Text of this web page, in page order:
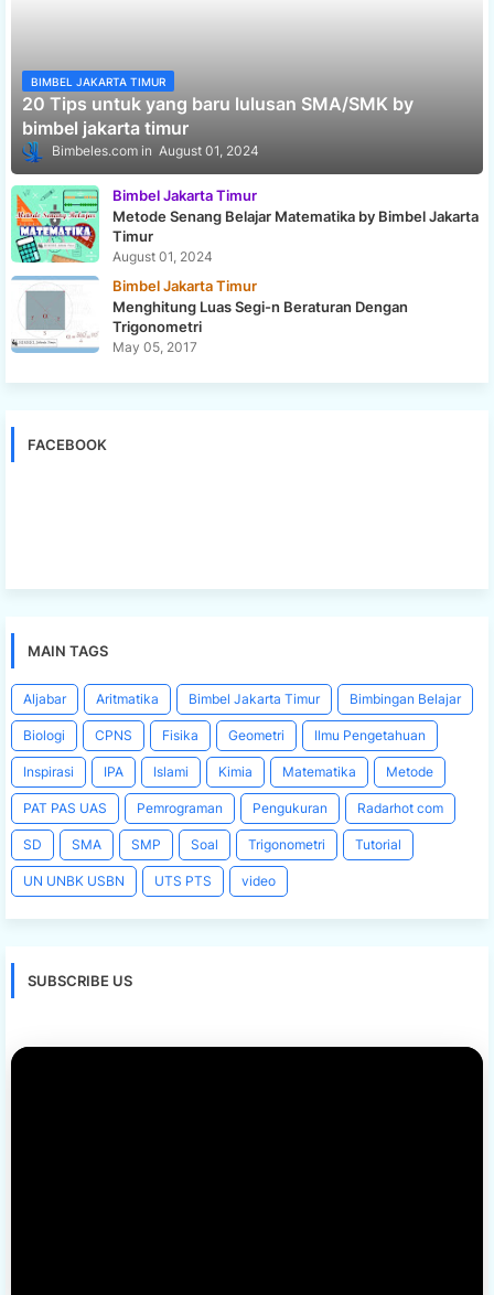
BIMBEL JAKARTA TIMUR
20 Tips untuk yang baru lulusan SMA/SMK by
bimbel jakarta timur
Bimbeles.com August 01, 2024
Bimbel Jakarta Timur
Metode Senang Belajar Matematika by Bimbel Jakarta
Timur
August 01, 2024
Bimbel Jakarta Timur
Menghitung Luas Segi-n Beraturan Dengan
Trigonometri
May 05, 2017
FACEBOOK
MAIN TAGS
Aljabar Aritmatika Bimbel Jakarta Timur Bimbingan Belajar
Biologi CPNS Fisika Geometri Ilmu Pengetahuan
Inspirasi IPA Islami Kimia Matematika Metode
PAT PAS UAS Pemrograman Pengukuran Radarhot com
SD SMA SMP Soal Trigonometri Tutorial
UN UNBK USBN UTS PTS video
SUBSCRIBE US